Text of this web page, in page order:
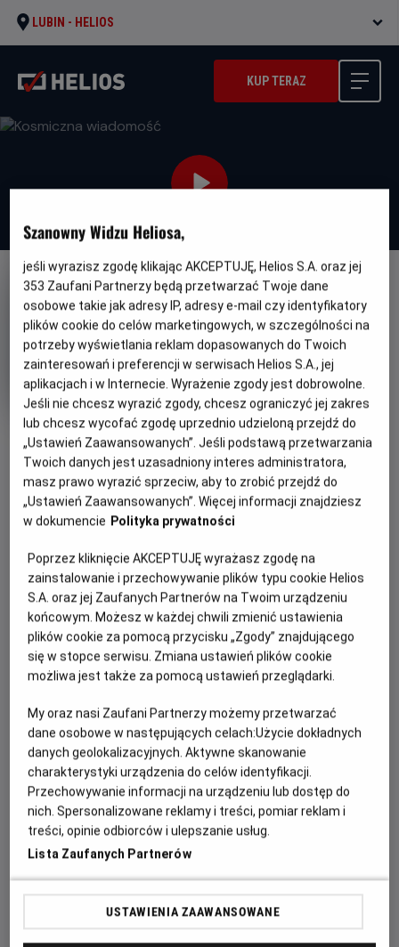
LUBIN - HELIOS
KUP TERAZ
DUBBING
OBSERWUJ
Kosmiczna wiadomość
Gatunek
Fantasy / Przygodowy / Familijny
Minimalny
Od 8
lat
Czas
trwania
103 min
Kraj
i
rok
produkcji
Niemcy
PREMIERA
13 grudnia 2024
Felix Binder Marc Meyer
OBSADA
Ava-Elizabeth Awe, Felix Nolle, Ronald Zehrfeld
WIĘCEJ SZCZEGÓŁÓW
OPIS FILMU
11 letni przyjaciele, Annabelle i Dino, są przekonani, że
otrzymali sygnały z kosmosu. Nikt im jednak nie wierzy.
Podczas wizyty w porcie kosmicznym ESA chowają się w
jednej z rakiet, która zostaje wysłana w przestrzeń
kosmiczną. Rozpoczynają swoją misję, której celem jest
piersiach przygoda...
Szanowny Widzu Heliosa,
jeśli wyrazisz zgodę klikając AKCEPTUJĘ, Helios S.A. oraz jej
353 Zaufani Partnerzy będą przetwarzać Twoje dane
osobowe takie jak adresy IP, adresy e-mail czy identyfikatory
plików cookie do celów marketingowych, w szczególności na
potrzeby wyświetlania reklam dopasowanych do Twoich
zainteresowań i preferencji w serwisach Helios S.A., jej
aplikacjach i w Internecie. Wyrażenie zgody jest dobrowolne.
Jeśli nie chcesz wyrazić zgody, chcesz ograniczyć jej zakres
lub chcesz wycofać zgodę uprzednio udzieloną przejdź do
„Ustawień Zaawansowanych”. Jeśli podstawą przetwarzania
Twoich danych jest uzasadniony interes administratora,
masz prawo wyrazić sprzeciw, aby to zrobić przejdź do
„Ustawień Zaawansowanych”. Więcej informacji znajdziesz
w dokumencie Polityka prywatności
Poprzez kliknięcie AKCEPTUJĘ wyrażasz zgodę na
zainstalowanie i przechowywanie plików typu cookie Helios
S.A. oraz jej Zaufanych Partnerów na Twoim urządzeniu
końcowym. Możesz w każdej chwili zmienić ustawienia
plików cookie za pomocą przycisku „Zgody” znajdującego
się w stopce serwisu. Zmiana ustawień plików cookie
możliwa jest także za pomocą ustawień przeglądarki.
My oraz nasi Zaufani Partnerzy możemy przetwarzać
dane osobowe w następujących celach:Użycie dokładnych
danych geolokalizacyjnych. Aktywne skanowanie
charakterystyki urządzenia do celów identyfikacji.
Przechowywanie informacji na urządzeniu lub dostęp do
nich. Spersonalizowane reklamy i treści, pomiar reklam i
treści, opinie odbiorców i ulepszanie usług.
Lista Zaufanych Partnerów
USTAWIENIA ZAAWANSOWANE